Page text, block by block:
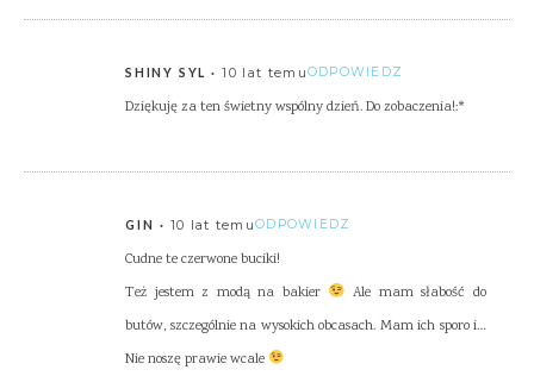
SHINY SYL 10 lat temuODPOWIEDZ
Dziękuję za ten świetny wspólny dzień. Do zobaczenia!:*
GIN 10 lat temuODPOWIEDZ
Cudne te czerwone buciki!
Też jestem z modą na bakier
Ale mam słabość do
butów, szczególnie na wysokich obcasach. Mam ich sporo i…
Nie noszę prawie wcale